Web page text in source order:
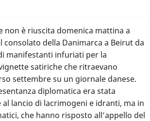
non è riuscita domenica mattina a
consolato della Danimarca a Beirut da
manifestanti infuriati per la
satiriche che ritraevano
settembre su un giornale danese.
diplomatica era stata
lancio di lacrimogeni e idranti, ma in
che hanno risposto all’appello del